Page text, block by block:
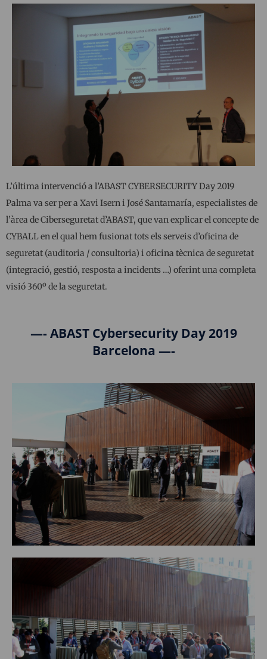
L’última intervenció a l’ABAST CYBERSECURITY Day 2019
Palma va ser per a Xavi Isern i José Santamaría, especialistes de
l’àrea de Ciberseguretat d’ABAST, que van explicar el concepte de
CYBALL en el qual hem fusionat tots els serveis d’oficina de
seguretat (auditoria / consultoria) i oficina tècnica de seguretat
(integració, gestió, resposta a incidents …) oferint una completa
visió 360º de la seguretat.
—- ABAST Cybersecurity Day 2019
Barcelona —-